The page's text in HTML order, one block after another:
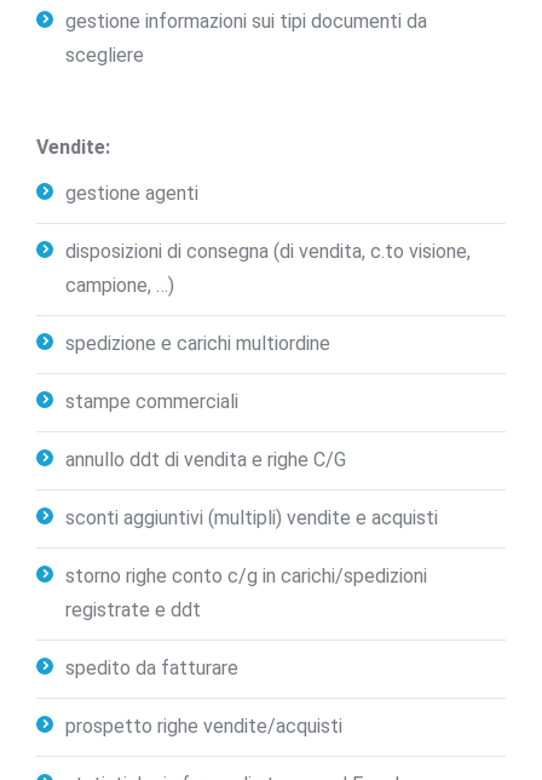
gestione informazioni sui tipi documenti da
scegliere
Vendite:
gestione agenti
disposizioni di consegna (di vendita, c.to visione,
campione, …)
spedizione e carichi multiordine
stampe commerciali
annullo ddt di vendita e righe C/G
sconti aggiuntivi (multipli) vendite e acquisti
storno righe conto c/g in carichi/spedizioni
registrate e ddt
spedito da fatturare
prospetto righe vendite/acquisti